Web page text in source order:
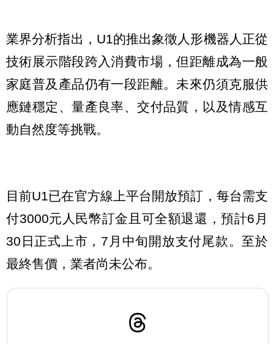
業界分析指出，U1的推出象徵人形機器人正從
技術展示階段跨入消費市場，但距離成為一般
家庭普及產品仍有一段距離。未來仍須克服供
應鏈穩定、量產良率、交付品質，以及情感互
動自然度等挑戰。
目前U1已在官方線上平台開放預訂，每台需支
付3000元人民幣訂金且可全額退還，預計6月
30日正式上市，7月中旬開放支付尾款。至於
最終售價，業者尚未公布。